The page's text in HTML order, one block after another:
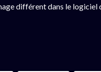
différent dans le logiciel